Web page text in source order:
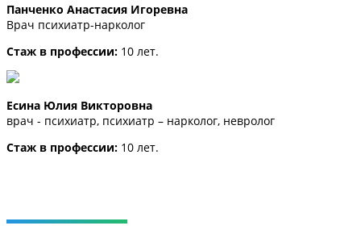
Панченко Анастасия Игоревна
Врач психиатр-нарколог
Стаж в профессии: 10 лет.
Есина Юлия Викторовна
врач - психиатр, психиатр – нарколог, невролог
Стаж в профессии: 10 лет.